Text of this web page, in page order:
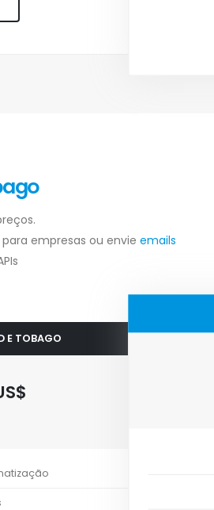
empresas ou envie emails
E TOBAGO